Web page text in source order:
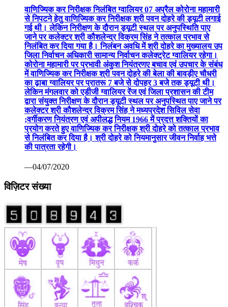
वाणिज्यिक कर निरीक्षक निलंबित ग्वालियर 07 अप्रैल कोरोना महामारी
से निपटने हेतु वाणिज्यिक कर निरीक्षक श्री पवन दोहरे की ड्यूटी लगाई
गई थी। लेकिन निरीक्षण के दौरान ड्यूटी स्थल पर अनुपस्थिति पाए
जाने पर कलेक्टर श्री कौशलेन्द्र विक्रम सिंह ने तत्काल प्रभाव से
निलंबित कर दिया गया है। निलंबन अवधि में श्री दोहरे का मुख्यालय उप
जिला निर्वाचन अधिकारी सामान्य निर्वाचन कलेक्ट्रेट ग्वालियर रहेगा।
कोरोना महामारी पर प्रभावी अंकुश नियंत्रणए बचाव एवं उपचार के संबंध
में वाणिज्यिक कर निरीक्षक श्री पवन दोहरे की बेला की बावड़ीए चौधरी
का ढ़ाबा ग्वालियर पर प्रातरू 7 बजे से दोपहर 3 बजे तक ड्यूटी थी।
लेकिन मंगलवार को एडीजी ग्वालियर रेंज एवं जिला प्रशासन की टीम
द्वारा संयुक्त निरीक्षण के दौरान ड्यूटी स्थल पर अनुपस्थित पाए जाने पर
कलेक्टर श्री कौशलेन्द्र विक्रम सिंह ने मध्यप्रदेश सिविल सेवा
;वर्गीकरण नियंत्रण एवं अपीलद्ध नियम 1966 में प्रदत्त शक्तियों का
प्रयोग करते हुए वाणिज्यिक कर निरीक्षक श्री दोहरे को तत्काल प्रभाव
से निलंबित कर दिया है। श्री दोहरे को नियमानुसार जीवन निर्वाह भत्ते
की पात्रता रहेगी।
—04/07/2020
विज़िटर संख्या